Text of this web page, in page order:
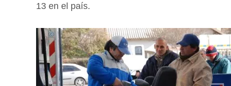
13 en el país.